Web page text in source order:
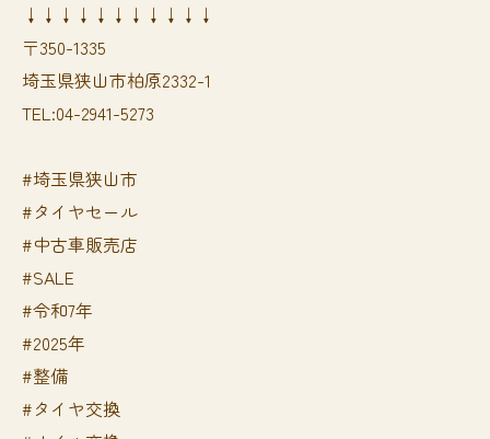
↓↓↓↓↓↓↓↓↓↓↓
〒350-1335
埼玉県狭山市柏原2332-1
TEL:04-2941-5273
#埼玉県狭山市
#タイヤセール
#中古車販売店
#SALE
#令和7年
#2025年
#整備
#タイヤ交換